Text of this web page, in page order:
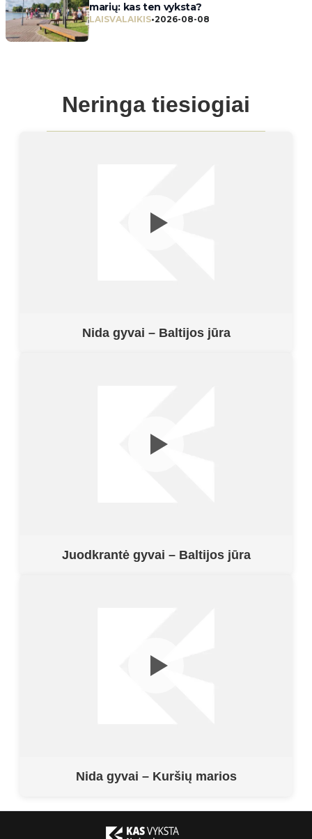
marių: kas ten vyksta?
LAISVALAIKIS•2026-08-08
Neringa tiesiogiai
Nida gyvai – Baltijos jūra
Juodkrantė gyvai – Baltijos jūra
Nida gyvai – Kuršių marios